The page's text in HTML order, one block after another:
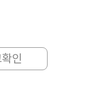
인